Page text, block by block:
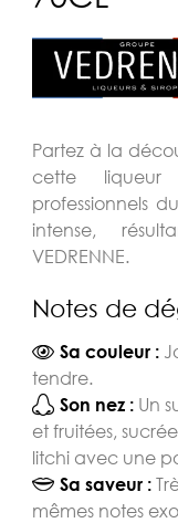
Partez à la
cette
professionnels
intense,
VEDRENNE.
Notes de
Sa couleur :
tendre.
Son nez : Un
et fruitées,
litchi avec une
Sa saveur :
mêmes notes